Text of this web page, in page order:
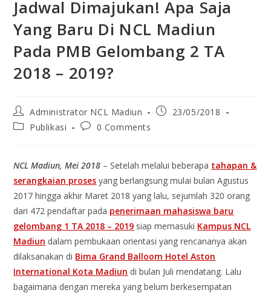
Jadwal Dimajukan! Apa Saja
Yang Baru Di NCL Madiun
Pada PMB Gelombang 2 TA
2018 – 2019?
Administrator NCL Madiun
23/05/2018
Publikasi
0 Comments
NCL Madiun, Mei 2018 – Setelah melalui beberapa tahapan &
serangkaian proses yang berlangsung mulai bulan Agustus
2017 hingga akhir Maret 2018 yang lalu, sejumlah 320 orang
dari 472 pendaftar pada penerimaan mahasiswa baru
gelombang 1 TA 2018 – 2019 siap memasuki Kampus NCL
Madiun dalam pembukaan orientasi yang rencananya akan
dilaksanakan di Bima Grand Balloom Hotel Aston
International Kota Madiun di bulan Juli mendatang. Lalu
bagaimana dengan mereka yang belum berkesempatan